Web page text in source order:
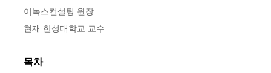
이녹스컨설팅 원장
현재 한성대학교 교수
목차